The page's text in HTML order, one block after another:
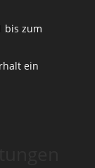
bis zum
ein